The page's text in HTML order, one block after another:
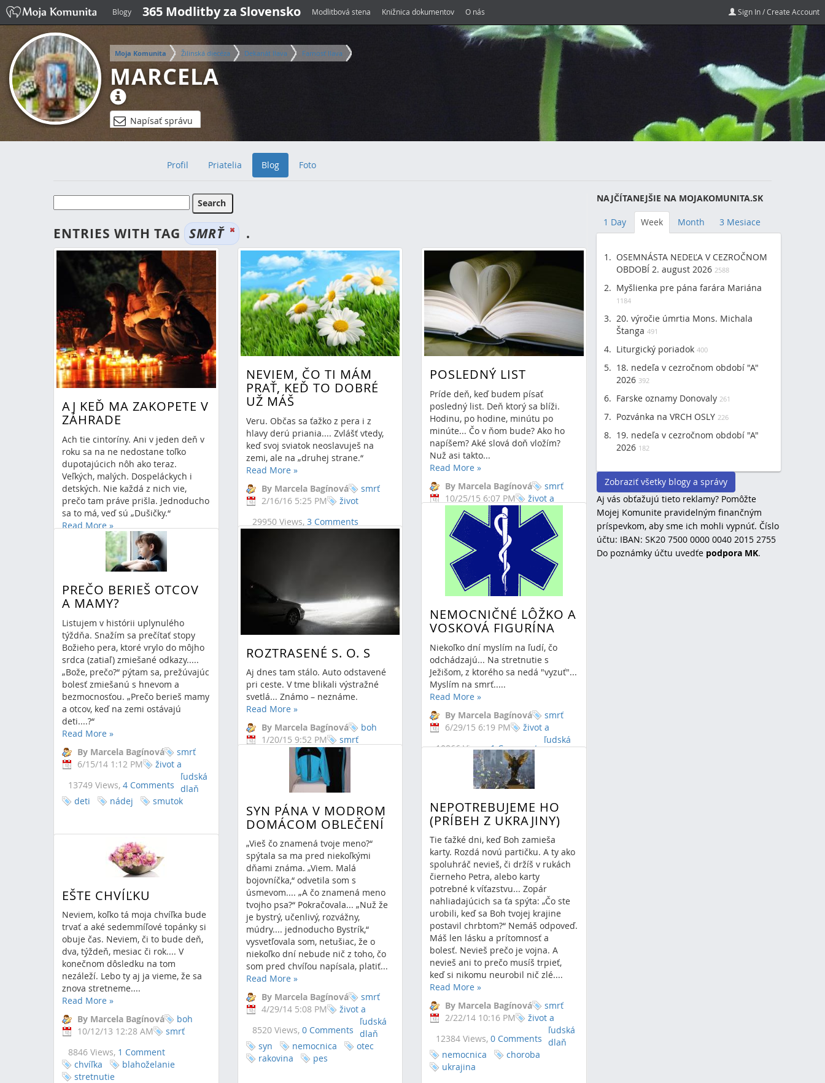
Blogy 365 Modlitby za Slovensko Modlitbová stena Knižnica dokumentov O nás Sign In / Create Account
Moja Komunita Žilinská diecéza Dekanát Ilava Farnosť Ilava
MARCELA
Napísať správu
Profil Priatelia Blog Foto
ENTRIES WITH TAG SMRŤ .
AJ KEĎ MA ZAKOPETE V
ZÁHRADE
Ach tie cintoríny. Ani v jeden deň v
roku sa na ne nedostane toľko
dupotajúcich nôh ako teraz.
Veľkých, malých. Dospeláckych i
detských. Nie každá z nich vie,
prečo tam práve prišla. Jednoducho
sa to má, veď sú „Dušičky.“
Read More »
By Marcela Bagínová
11/1/18 11:54 PM
život a
dušičky
svätí
NEVIEM, ČO TI MÁM
PRAŤ, KEĎ TO DOBRÉ
UŽ MÁŠ
Veru. Občas sa ťažko z pera i z
hlavy derú priania.... Zvlášť vtedy,
keď svoj sviatok neoslavuješ na
zemi, ale na „druhej strane.“
Read More »
By Marcela Bagínová
2/16/16 5:25 PM
29950 Views, 3 Comments
smrť
život
POSLEDNÝ LIST
Príde deň, keď budem písať
posledný list. Deň ktorý sa blíži.
Hodinu, po hodine, minútu po
minúte... Čo v ňom bude? Ako ho
napíšem? Aké slová doň vložím?
Nuž asi takto...
Read More»
By Marcela Bagínová
10/25/15 6:07 PM
13946 Views, 2 Comments
smrť
život a
dlaň
zamyslenia
list
NEMOCNIČNÉ LÔŽKO A
VOSKOVÁ FIGURÍNA
Niekoľko dní myslím na ľudí, čo
odchádzajú... Na stretnutie s
Ježišom, z ktorého sa nedá "vyzuť"...
Myslím na smrť.....
Read More»
By Marcela Bagínová
6/29/15 6:19 PM
10866 Views,1 Comment
smrť
život a
ľudská
skúsenosť
nemocnica
ROZTRASENÉ S. O. S
Aj dnes tam stálo. Auto odstavené
pri ceste. V tme blikali výstražné
svetlá... Známo – neznáme.
Read More »
By Marcela Bagínová
1/20/15 9:52 PM
12467 Views,1 Comment
boh
smrť
cesta
PREČO BERIEŠ OTCOV
A MAMY?
Listujem v histórii uplynulého
týždňa. Snažím sa prečítať stopy
Božieho pera, ktoré vrylo do môjho
srdca (zatiaľ) zmiešané odkazy.....
„Bože, prečo?“ pýtam sa, prežúvajúc
bolesť zmiešanú s hnevom a
bezmocnosťou. „Prečo berieš mamy
a otcov, keď na zemi ostávajú
deti....?“
Read More »
By Marcela Bagínová
6/15/14 1:12 PM
13749 Views, 4 Comments
smrť
život a
ľudská
dlaň
deti
nádej smutok
SYN PÁNA V MODROM
DOMÁCOM OBLEČENÍ
„Vieš čo znamená tvoje meno?“
spýtala sa ma pred niekoľkými
dňami známa. „Viem. Malá
bojovníčka,“ odvetila som s
úsmevom.... „A čo znamená meno
tvojho psa?“ Pokračovala... „Nuž že
je bystrý, učenlivý, rozvážny,
múdry.... jednoducho Bystrík,“
vysvetľovala som, netušiac, že o
niekoľko dní nebude nič z toho, čo
som pred chvíľou napísala, platiť...
Read More »
By Marcela Bagínová
4/29/14 5:08 PM
8520 Views, 0 Comments
smrť
život a
ľudská
dlaň
syn
nemocnica
otec
rakovina
pes
NEPOTREBUJEME HO
(PRÍBEH Z UKRAJINY)
Tie ťažké dni, keď Boh zamieša
karty. Rozdá novú partičku. A ty ako
spoluhráč nevieš, či držíš v rukách
čierneho Petra, alebo karty
potrebné k víťazstvu... Zopár
nahliadajúcich sa ťa spýta: „Čo ste
urobili, keď sa Boh tvojej krajine
postavil chrbtom?“ Nemáš odpoveď.
Máš len lásku a prítomnosť a
bolesť. Nevieš prečo je vojna. A
nevieš ani to prečo musíš trpieť,
keď si nikomu neurobil nič zlé....
Read More»
By Marcela Bagínová
2/22/14 10:16 PM
12384 Views,0 Comments
smrť
život a
ľudská
dlaň
nemocnica
choroba
ukrajina
EŠTE CHVÍĽKU
Neviem, koľko tá moja chvíľka bude
trvať a aké sedemmíľové topánky si
obuje čas. Neviem, či to bude deň,
dva, týždeň, mesiac či rok.... V
konečnom dôsledku na tom
nezáleží. Lebo ty aj ja vieme, že sa
znova stretneme....
Read More »
By Marcela Bagínová
10/12/13 12:28 AM
8846 Views, 1 Comment
boh
smrť
chvíľka
blahoželanie
stretnutie
NAJČÍTANEJŠIE NA MOJAKOMUNITA.SK
1 Day Week Month 3 Mesiace
OSEMNÁSTA NEDEĽA V CEZROČNOM
OBDOBÍ 2. august 2026 2588
Myšlienka pre pána farára Mariána
1184
20. výročie úmrtia Mons. Michala
Štanga 491
Liturgický poriadok 400
18. nedeľa v cezročnom období "A"
2026 392
Farske oznamy Donovaly 261
Pozvánka na VRCH OSLY 226
19. nedeľa v cezročnom období "A"
2026 182
Zobraziť všetky blogy a správy
Aj vás obťažujú tieto reklamy? Pomôžte
Mojej Komunite pravidelným finančným
príspevkom, aby sme ich mohli vypnúť. Číslo
účtu: IBAN: SK20 7500 0000 0040 2015 2755
Do poznámky účtu uvedťe podpora MK.